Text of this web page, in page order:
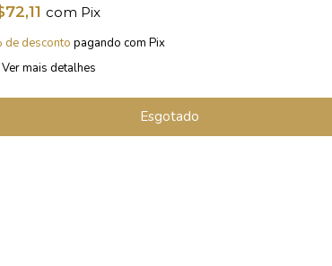
com Pix
de desconto pagando com Pix
Ver mais detalhes